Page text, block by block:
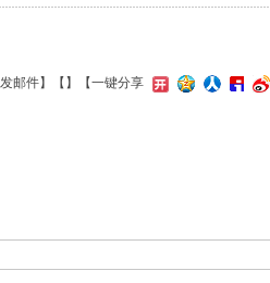
邮件】【 】 【一键分享